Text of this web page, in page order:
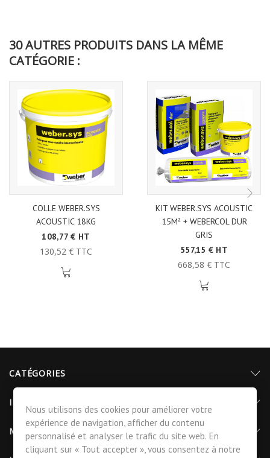
30 AUTRES PRODUITS DANS LA MÊME
CATÉGORIE :
COLLE WEBER.SYS
ACOUSTIC 18KG
108,77 € HT
130,52 € TTC
KIT WEBER.SYS ACOUSTIC
15M² + WEBERCOL DUR
GRIS
557,15 € HT
668,58 € TTC
CATÉGORIES
INFORMATIONS
MON COMPTE
Nous utilisons des cookies pour améliorer votre
expérience de navigation, afficher du contenu
personnalisé et analyser le trafic du site web. En
cliquant sur « Tout accepter », vous consentez à notre